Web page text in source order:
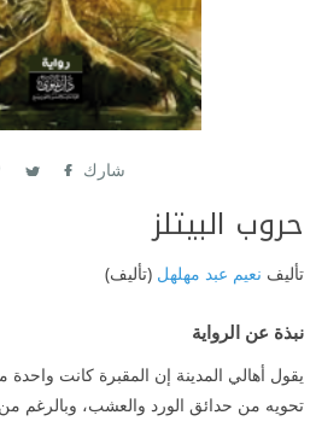
شارك
حروب البيتلز
تأليف نعيم عبد مهلهل (تأليف)
نبذة عن الرواية
يقول أهالي المدينة إن المقبرة كانت واحدة
تحويه من حدائق الورد والعشب، وبالرغم من